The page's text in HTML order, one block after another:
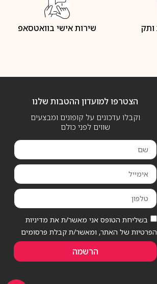
שירות אישי בוואטסאפ
הצטרפו למועדון ההטבות שלנו
וקבלו עדכונים על קופונים ומבצעים
שווים לפני כולם
בשליחת הטופס אני מאשר/ת את מדיניות
הפרטיות של האתר, ומאשר/ת קבלת פרסומים
הרשמה